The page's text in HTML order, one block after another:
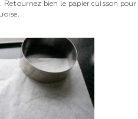
Retournez bien le papier cuisson pour